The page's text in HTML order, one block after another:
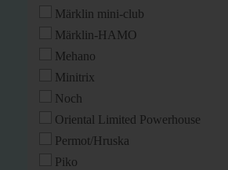
Märklin mini-club
Märklin-HAMO
Mehano
Minitrix
Noch
Oriental Limited Powerhouse
Permot/Hruska
Piko